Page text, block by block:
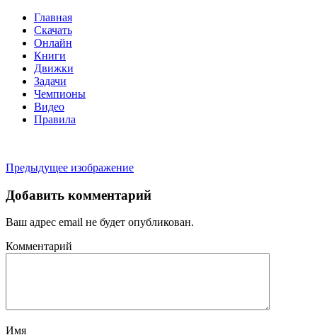
Главная
Скачать
Онлайн
Книги
Движки
Задачи
Чемпионы
Видео
Правила
Предыдущее изображение
Добавить комментарий
Ваш адрес email не будет опубликован.
Комментарий
Имя